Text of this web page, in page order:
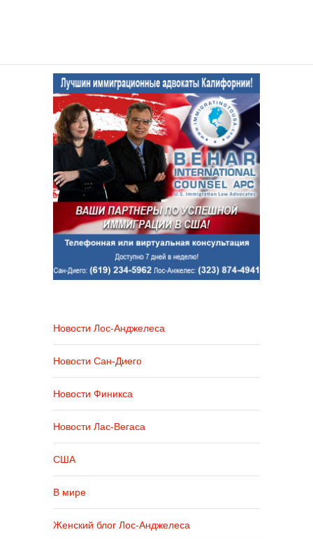
Новости Лос-Анджелеса
Новости Сан-Диего
Новости Финикса
Новости Лас-Вегаса
США
В мире
Женский блог Лос-Анджелеса